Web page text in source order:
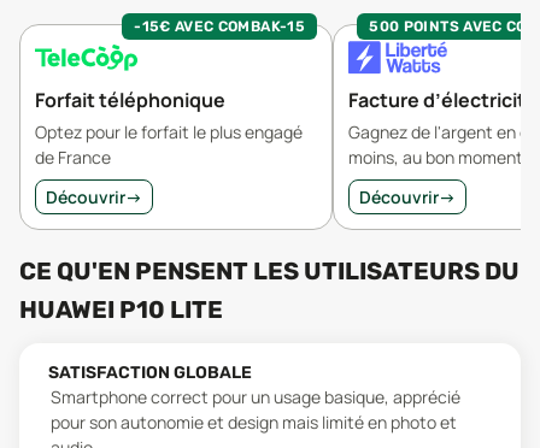
-15€ AVEC COMBAK-15
Forfait téléphonique
Optez pour le forfait le plus engagé
de France
Découvrir→
500 POINTS AVEC
Facture d’électricité
Gagnez de l'argent en
moins, au bon moment.
Découvrir→
CE QU'EN PENSENT LES UTILISATEURS DU
HUAWEI P10 LITE
SATISFACTION GLOBALE
Smartphone correct pour un usage basique, apprécié
pour son autonomie et design mais limité en photo et